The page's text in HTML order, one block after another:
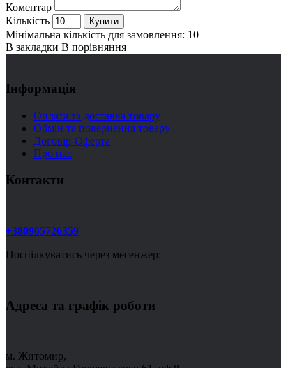
Коментар
Кількість
Купити
Мінімальна кількість для замовлення: 10
В закладки В порівняння
Інформація
Оплата та доставка товару
Обмін та повернення товару
Договір-Оферта
Про нас
Контакти
+380965726359
Поспілкуватись через месенжер:
Адреса та графік роботи
м. Житомир,